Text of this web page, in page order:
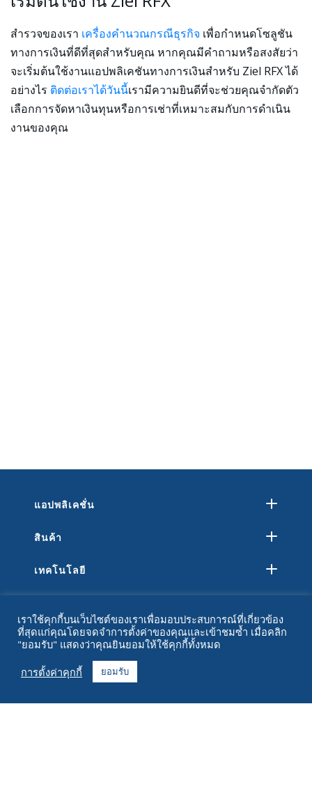
สำรวจของเรา เครื่องคำนวณกรณีธุรกิจ เพื่อกำหนดโซลูชัน
ทางการเงินที่ดีที่สุดสำหรับคุณ หากคุณมีคำถามหรือสงสัยว่า
จะเริ่มต้นใช้งานแอปพลิเคชันทางการเงินสำหรับ Ziel RFX ได้
อย่างไร ติดต่อเราได้วันนี้เรามีความยินดีที่จะช่วยคุณจำกัดตัว
เลือกการจัดหาเงินทุนหรือการเช่าที่เหมาะสมกับการดำเนิน
งานของคุณ
แอปพลิเคชั่น
สินค้า
เทคโนโลยี
เกี่ยวกับ
คำถามที่พบบ่อย
ติดต่อ
เราใช้คุกกี้บนเว็บไซต์ของเราเพื่อมอบประสบการณ์ที่เกี่ยวข้อง
ที่สุดแก่คุณโดยจดจำการตั้งค่าของคุณและเข้าชมซ้ำ เมื่อคลิก
"ยอมรับ" แสดงว่าคุณยินยอมให้ใช้คุกกี้ทั้งหมด
การตั้งค่าคุกกี้
ยอมรับ